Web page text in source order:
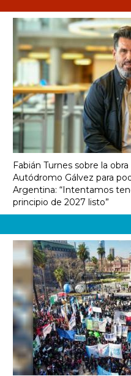
Fabián Turnes sobre la
Autódromo Gálvez para
Argentina: “Intentamos
principio de 2027 listo”